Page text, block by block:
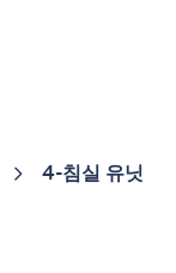
4-침실 유닛